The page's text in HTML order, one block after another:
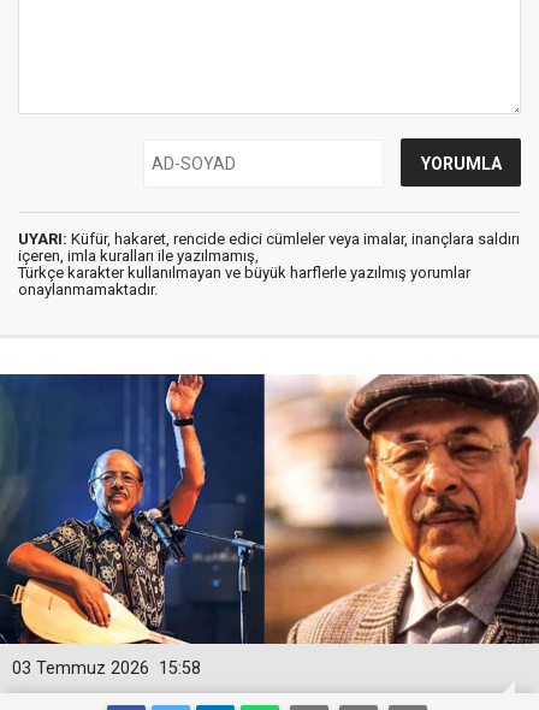
UYARI: Küfür, hakaret, rencide edici cümleler veya imalar, inançlara saldırı
içeren, imla kuralları ile yazılmamış,
Türkçe karakter kullanılmayan ve büyük harflerle yazılmış yorumlar
onaylanmamaktadır.
15:58
03 Temmuz 2026